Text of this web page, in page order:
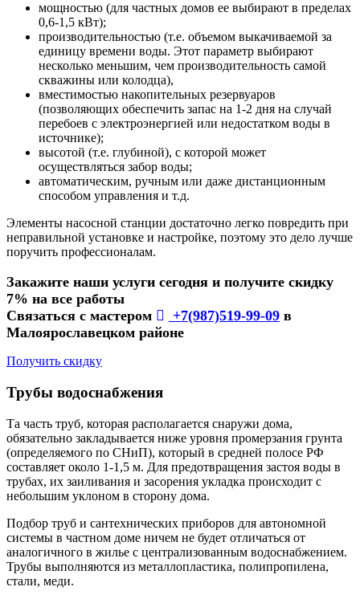
мощностью (для частных домов ее выбирают в пределах
0,6-1,5 кВт);
производительностью (т.е. объемом выкачиваемой за
единицу времени воды. Этот параметр выбирают
несколько меньшим, чем производительность самой
скважины или колодца),
вместимостью накопительных резервуаров
(позволяющих обеспечить запас на 1-2 дня на случай
перебоев с электроэнергией или недостатком воды в
источнике);
высотой (т.е. глубиной), с которой может
осуществляться забор воды;
автоматическим, ручным или даже дистанционным
способом управления и т.д.
Элементы насосной станции достаточно легко повредить при
неправильной установке и настройке, поэтому это дело лучше
поручить профессионалам.
Закажите наши услуги сегодня и получите скидку
7% на все работы
Связаться с мастером
+7(987)519-99-09 в
Малоярославецком районе
Получить скидку
Трубы водоснабжения
Та часть труб, которая располагается снаружи дома,
обязательно закладывается ниже уровня промерзания грунта
(определяемого по СНиП), который в средней полосе РФ
составляет около 1-1,5 м. Для предотвращения застоя воды в
трубах, их заиливания и засорения укладка происходит с
небольшим уклоном в сторону дома.
Подбор труб и сантехнических приборов для автономной
системы в частном доме ничем не будет отличаться от
аналогичного в жилье с централизованным водоснабжением.
Трубы выполняются из металлопластика, полипропилена,
стали, меди.